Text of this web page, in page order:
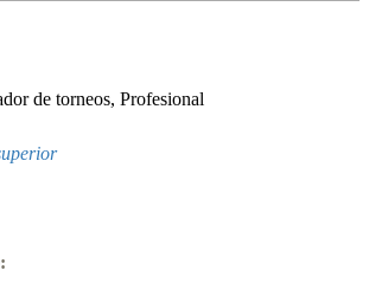
de torneos, Profesional